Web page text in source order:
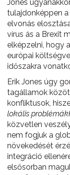
Jones
tulajdonképpen
elvonás
vírus ás a Brexit
elképzelni, hogy
európai
időszakra
Erik Jones úgy
tagállamok
konfliktusok,
lokális
közvetlen
nem fogjuk a
növekedését
integráció
elsősorban